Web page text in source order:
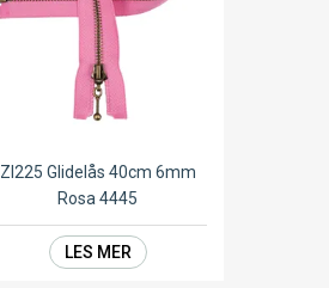
ZI225 Glidelås 40cm 6mm
Rosa 4445
LES MER